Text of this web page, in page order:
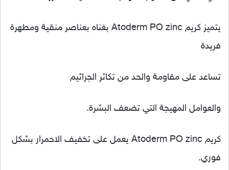
يتميز كريم Atoderm PO zinc بغناه بعناصر منقية ومطهرة
فريدة
تساعد على مقاومة والحد من تكاثر الجراثيم
والعوامل المهيجة التي تضعف البشرة.
كريم Atoderm PO zinc يعمل على تخفيف الاحمرار بشكل
فوري.